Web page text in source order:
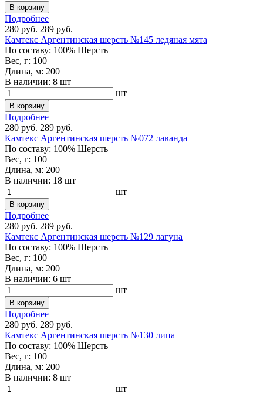
В корзину
Подробнее
280 руб. 289 руб.
Камтекс Аргентинская шерсть №145 ледяная мята
По составу: 100% Шерсть
Вес, г: 100
Длина, м: 200
В наличии: 8 шт
шт
В корзину
Подробнее
280 руб. 289 руб.
Камтекс Аргентинская шерсть №072 лаванда
По составу: 100% Шерсть
Вес, г: 100
Длина, м: 200
В наличии: 18 шт
шт
В корзину
Подробнее
280 руб. 289 руб.
Камтекс Аргентинская шерсть №129 лагуна
По составу: 100% Шерсть
Вес, г: 100
Длина, м: 200
В наличии: 6 шт
шт
В корзину
Подробнее
280 руб. 289 руб.
Камтекс Аргентинская шерсть №130 липа
По составу: 100% Шерсть
Вес, г: 100
Длина, м: 200
В наличии: 8 шт
шт